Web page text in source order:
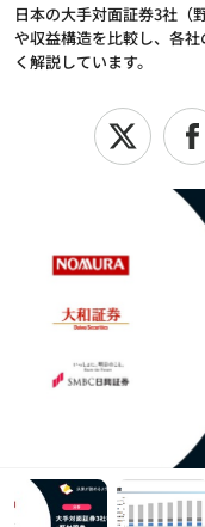
日本の大手対面証券3社（
や収益構造を比較し、各
く解説しています。